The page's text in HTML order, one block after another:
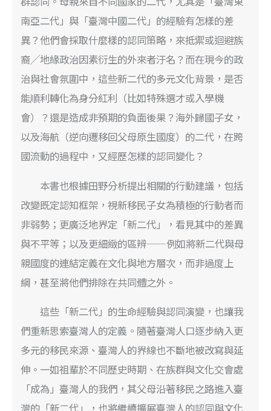
南亞二代」與「臺灣中國二代」的經驗有怎樣的差
異？他們會採取什麼樣的認同策略，來抵禦或迴避族
裔╱地緣政治因素衍生的外來者汙名？而在現今的政
治與社會氛圍中，這些新二代的多元文化背景，是否
能順利轉化為身分紅利（比如特殊選才或入學機
會）？還是造成非預期的負面後果？海外歸國子女，
以及海航（逆向遷移回父母原生國度）的二代，在跨
國流動的過程中，又經歷怎樣的認同變化？
本書也根據田野分析提出相關的行動建議，包括
改變既定認知框架，視新移民子女為積極的行動者而
非弱勢；更廣泛地界定「新二代」，看見其中的差異
與不平等；以及更細緻的區辨——例如將新二代與母
親國度的連結定義在文化與地方層次，而非過度上
綱，甚至將他們排除在共同體之外。
這些「新二代」的生命經驗與認同演變，也讓我
們重新思索臺灣人的定義。隨著臺灣人口逐步納入更
多元的移民來源、臺灣人的界線也不斷地被改寫與延
伸。一如祖輩於不同歷史時期、在族群與文化交會處
「成為」臺灣人的我們，其父母沿著移民之路進入臺
灣的「新二代」，也將繼續擴展臺灣人的認同與文化